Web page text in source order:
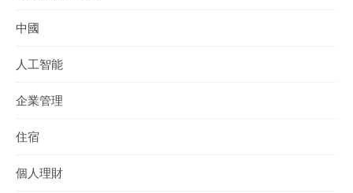
中國
人工智能
企業管理
住宿
個人理財